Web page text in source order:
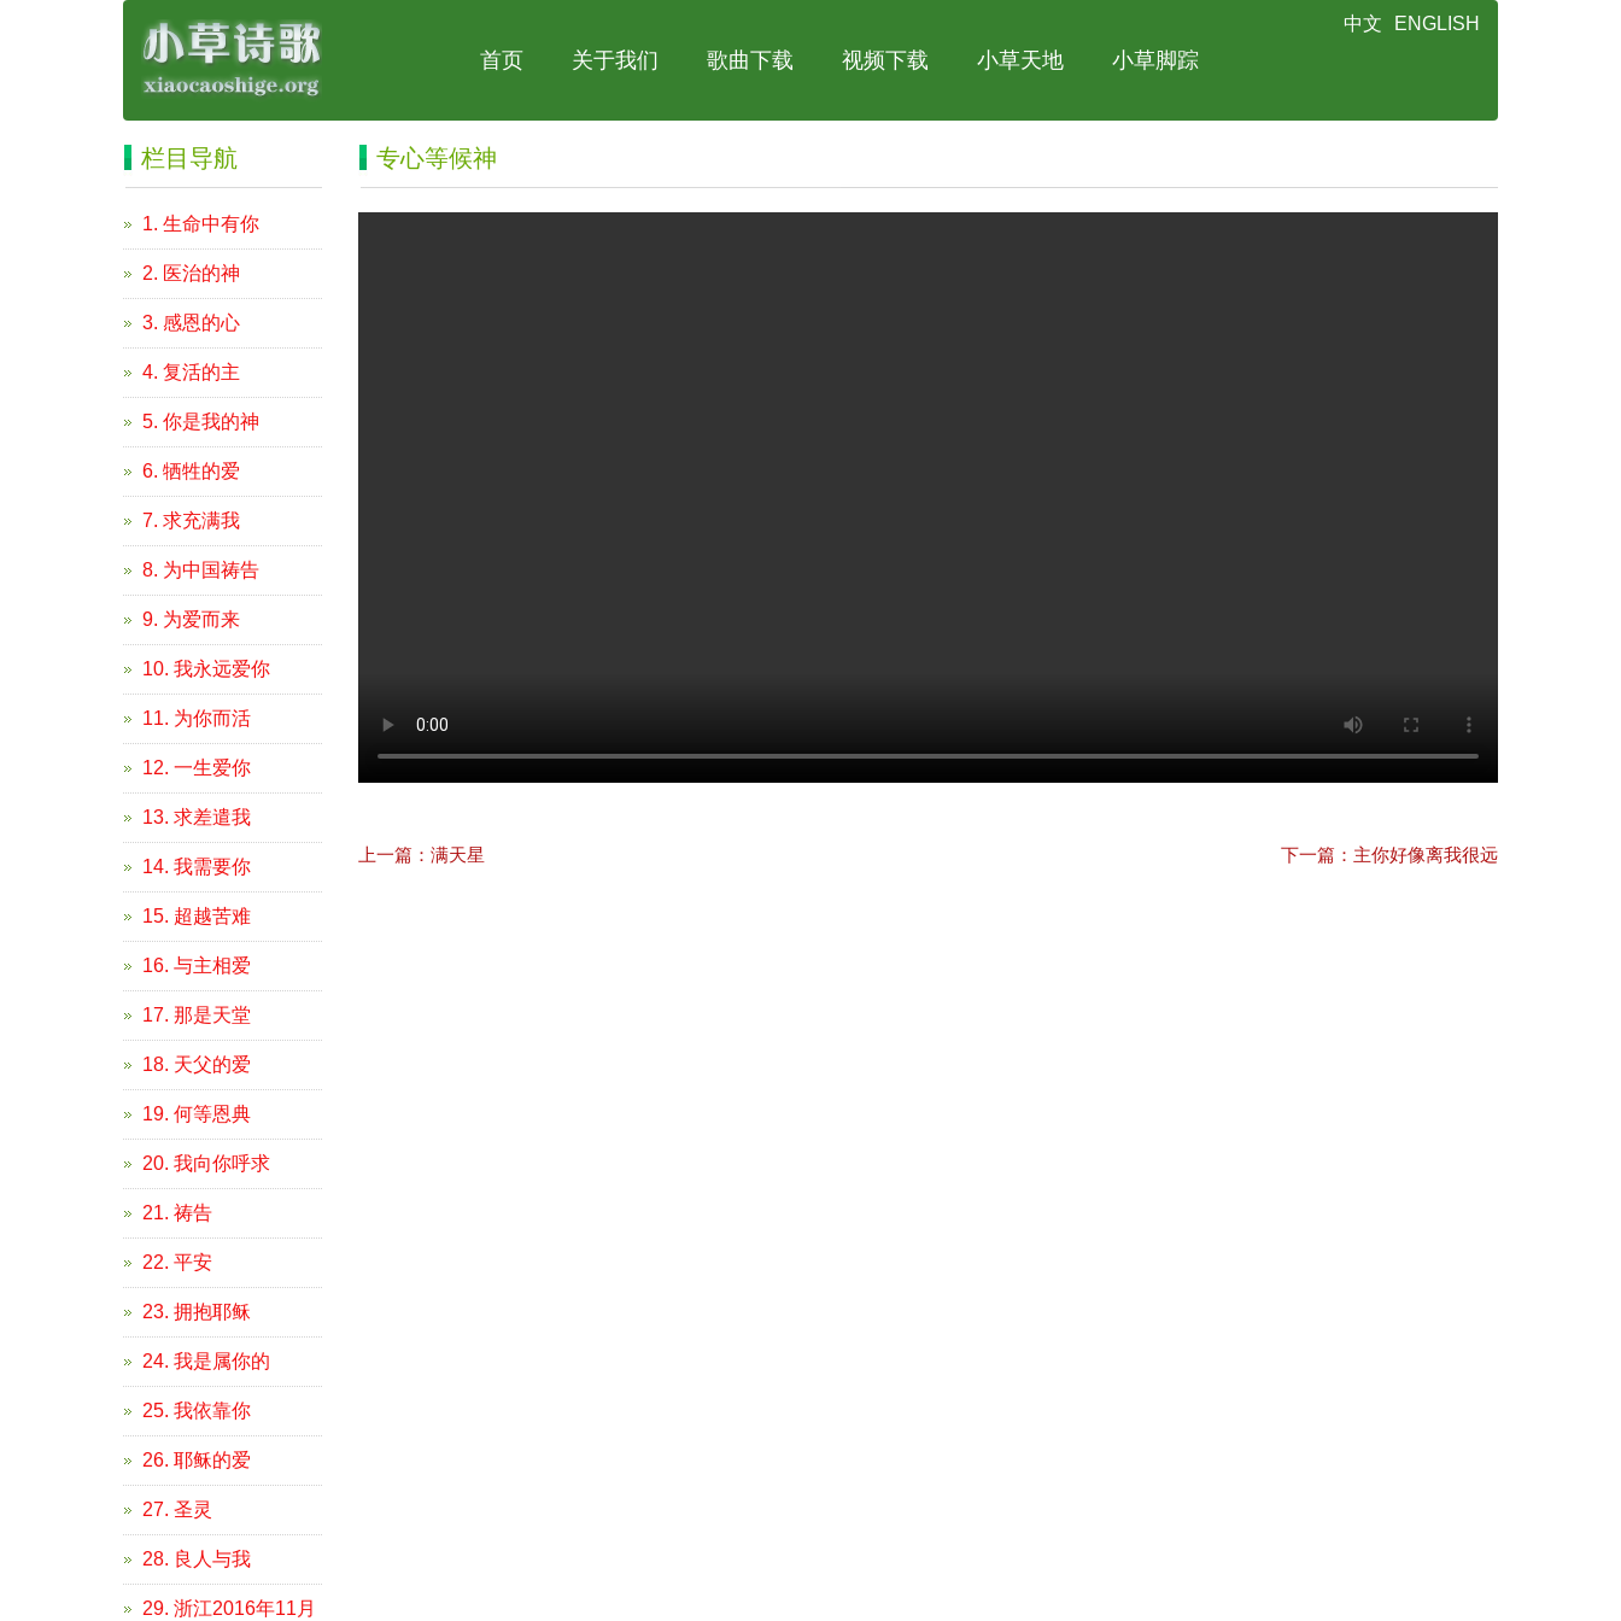
中文 ENGLISH
首页 关于我们 歌曲下载 视频下载 小草天地 小草脚踪
栏目导航
1. 生命中有你
2. 医治的神
3. 感恩的心
4. 复活的主
5. 你是我的神
6. 牺牲的爱
7. 求充满我
8. 为中国祷告
9. 为爱而来
10. 我永远爱你
11. 为你而活
12. 一生爱你
13. 求差遣我
14. 我需要你
15. 超越苦难
16. 与主相爱
17. 那是天堂
18. 天父的爱
19. 何等恩典
20. 我向你呼求
21. 祷告
22. 平安
23. 拥抱耶稣
24. 我是属你的
25. 我依靠你
26. 耶稣的爱
27. 圣灵
28. 良人与我
29. 浙江2016年11月
专心等候神
上一篇：满天星 下一篇：主你好像离我很远